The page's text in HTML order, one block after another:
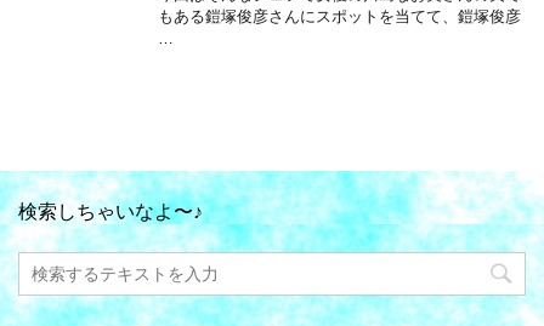
もある鎧塚俊彦さんにスポットを当てて、鎧塚俊彦
検索しちゃいなよ〜♪